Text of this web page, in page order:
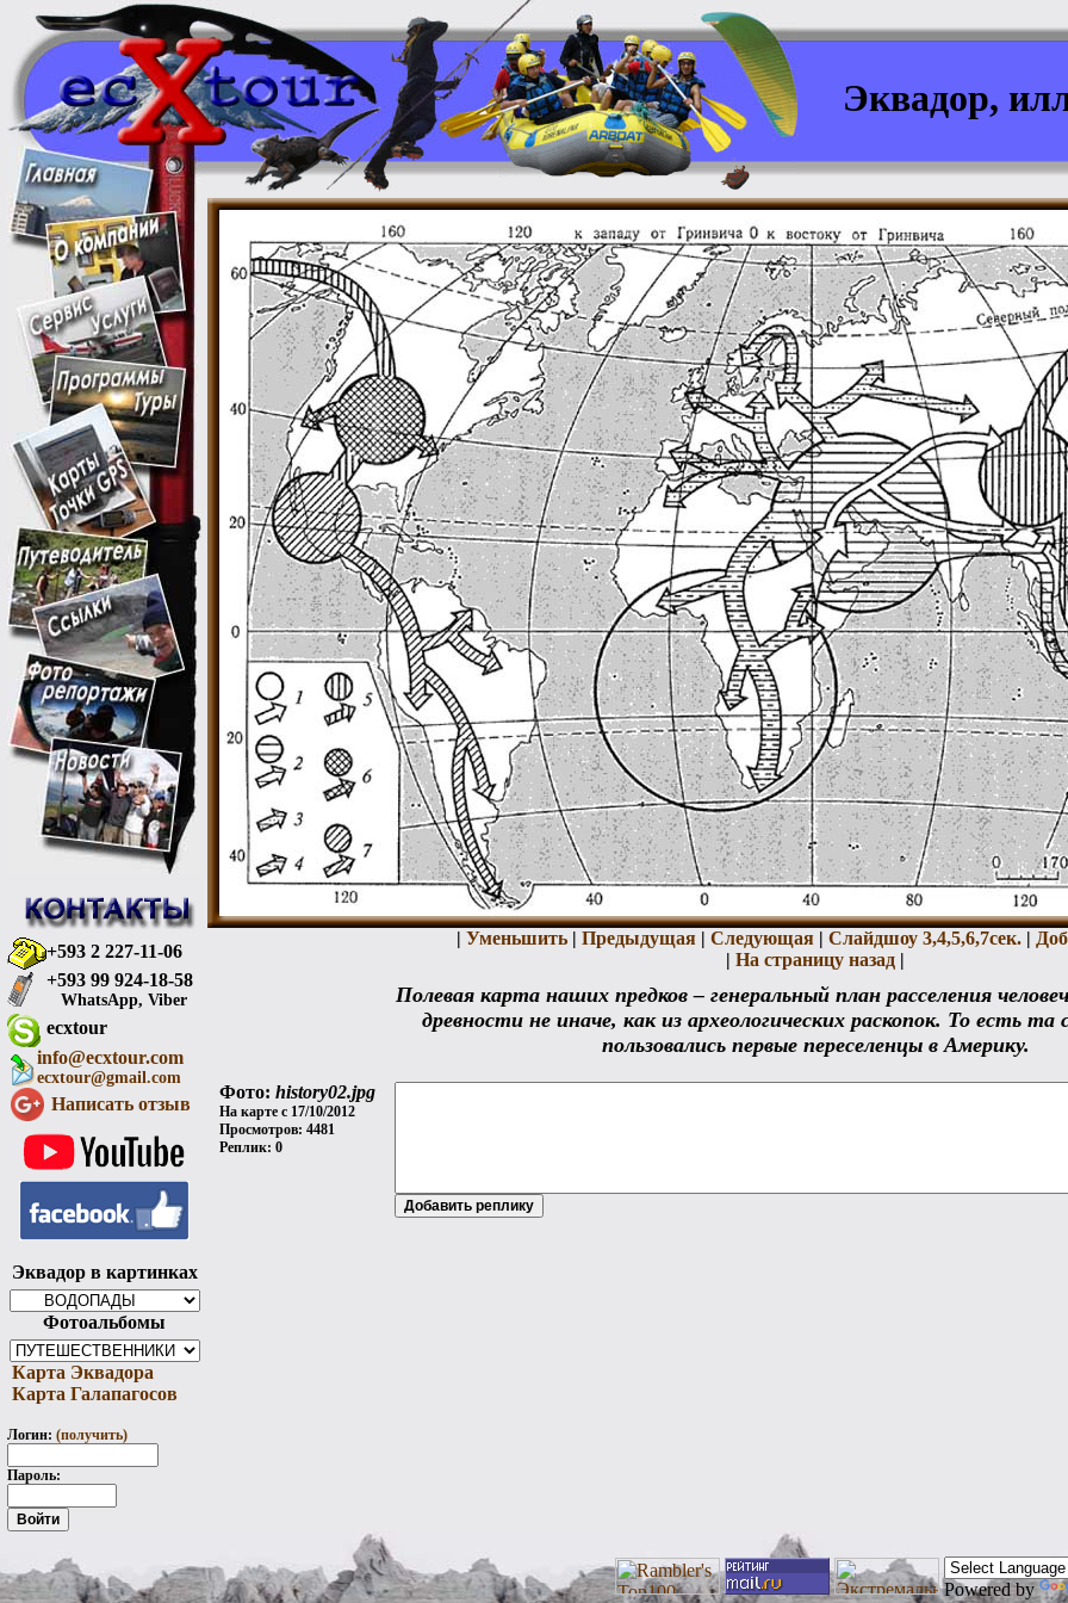
+593 2 227-11-06
+593 99 924-18-58
WhatsApp, Viber
ecxtour
info@ecxtour.com
ecxtour@gmail.com
Написать отзыв
Эквадор в картинках
Фотоальбомы
Карта Эквадора
Карта Галапагосов
Логин: (получить)
Пароль:
Эквадор,
| Уменьшить | Предыдущая | Следующая | Слайдшоу 3,4,5,6,7сек. |
| На страницу назад |
Полевая карта наших предков – генеральный план расселения
древности не иначе, как из археологических раскопок. То есть та
пользовались первые переселенцы в Америку.
Фото: history02.jpg
На карте с 17/10/2012
Просмотров: 4481
Реплик: 0
Powered by